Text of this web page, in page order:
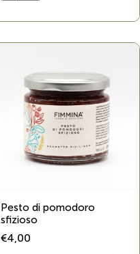
Pesto di pomodoro
sfizioso
€4,00